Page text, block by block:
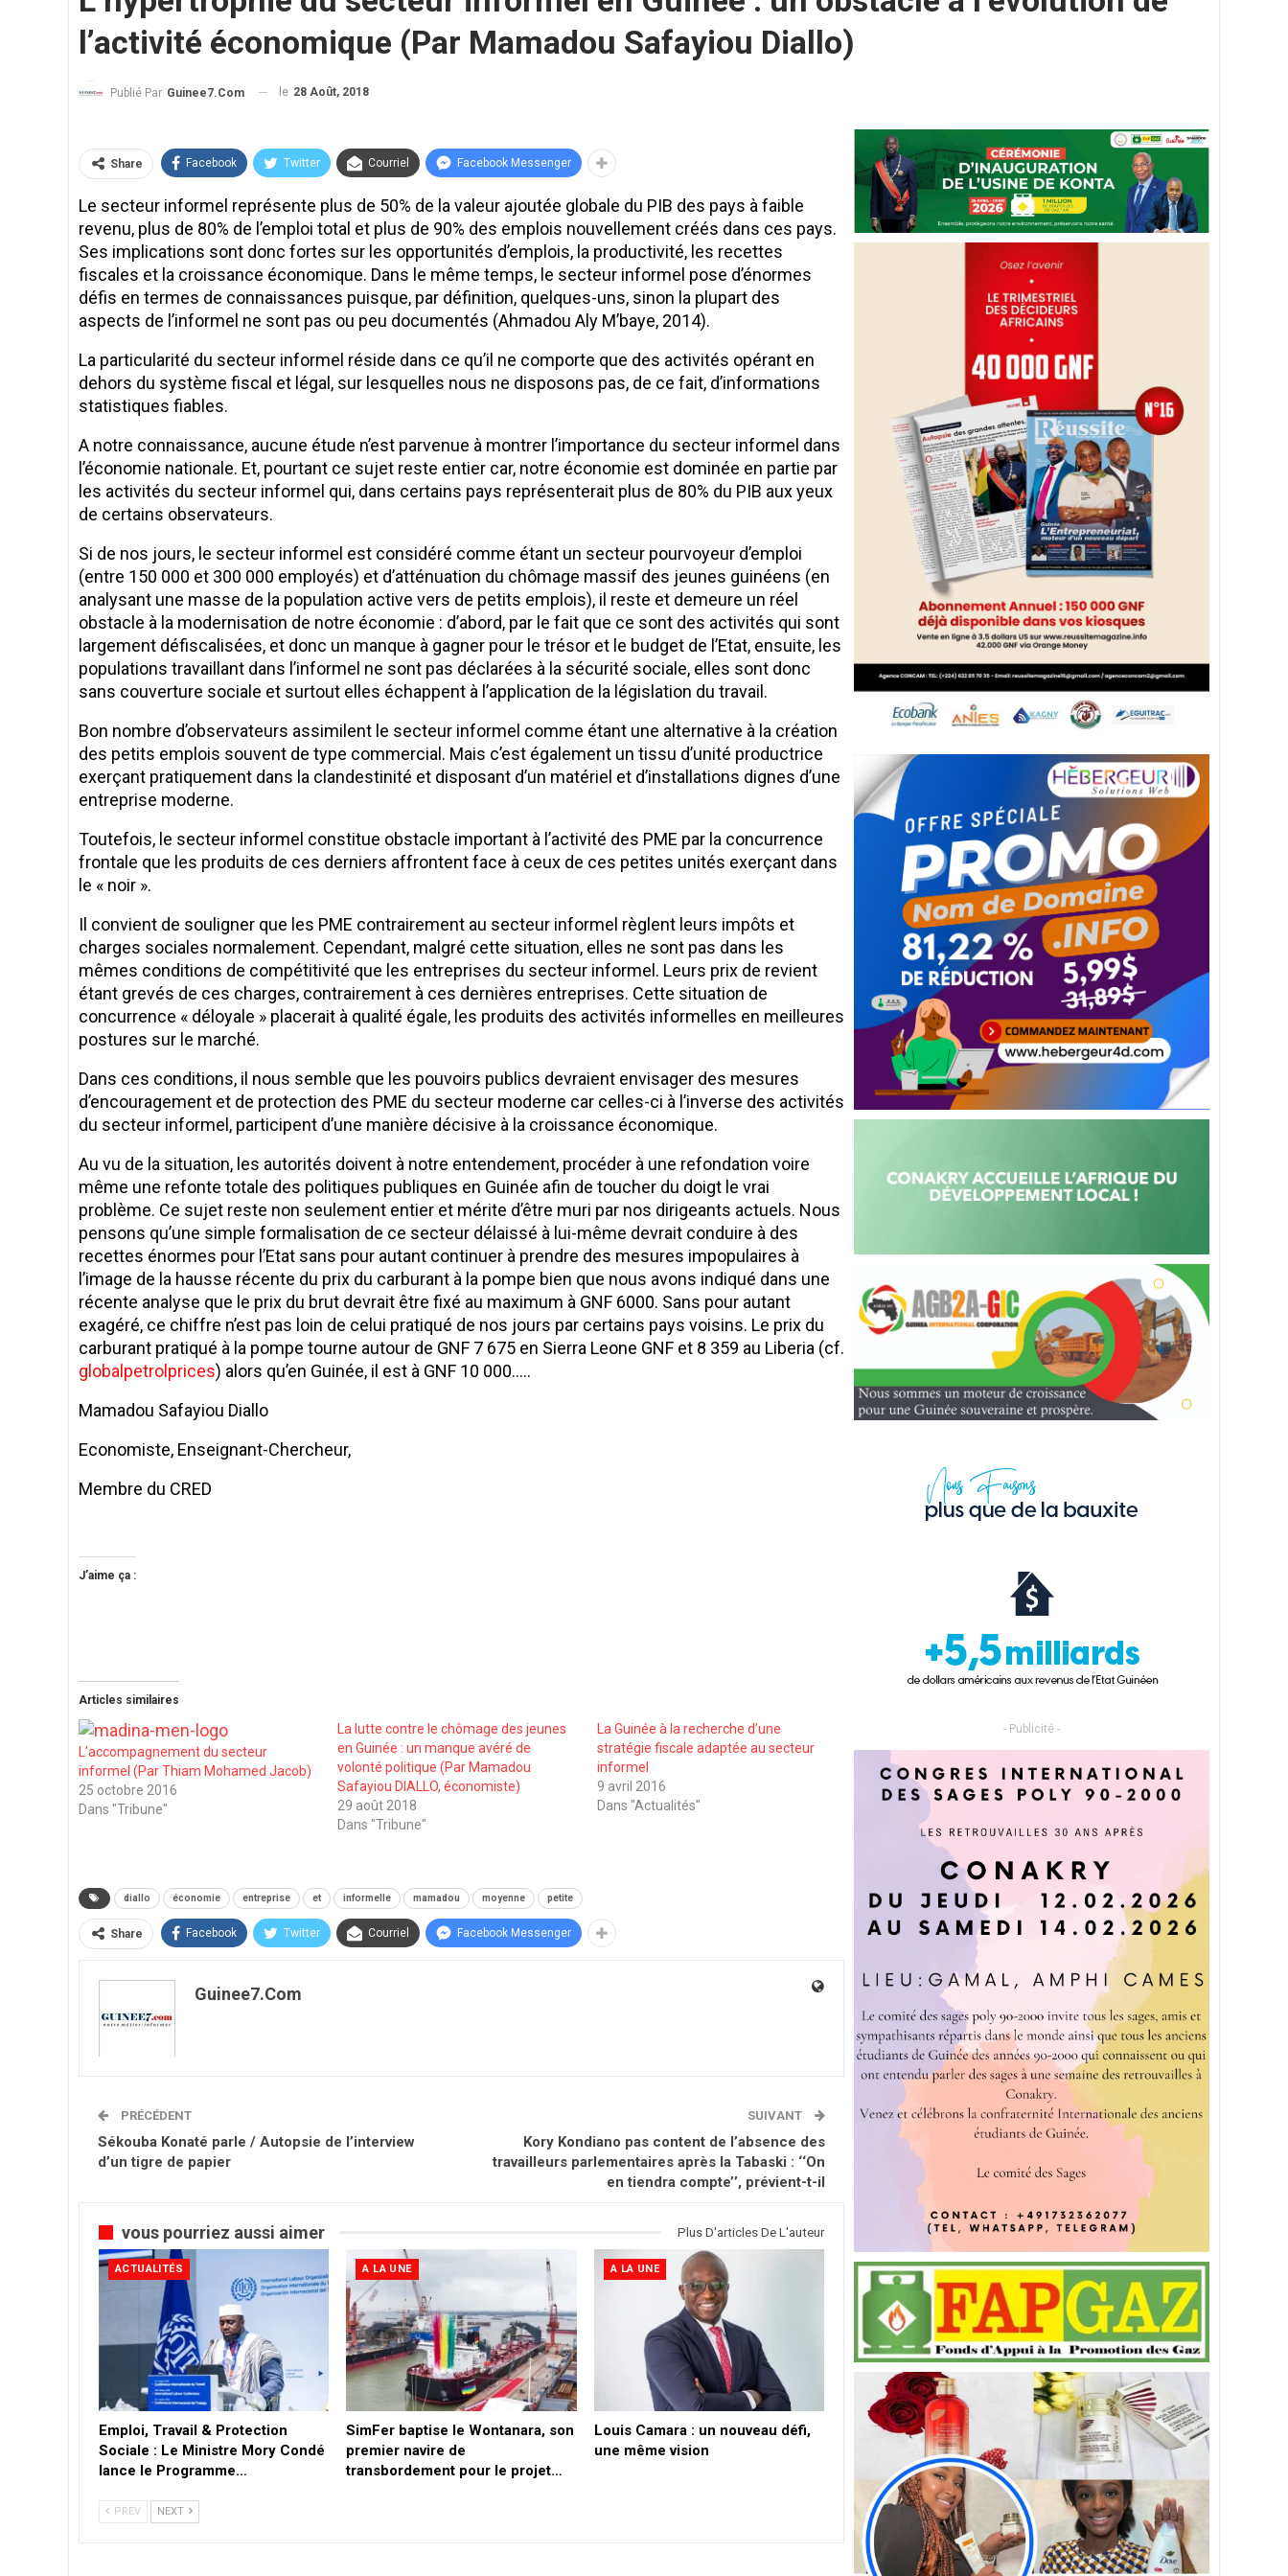
l’activité économique (Par Mamadou Safayiou Diallo)
Publié Par Guinee7.com le 28 Août, 2018
Share Facebook Twitter Courriel Facebook Messenger
Le secteur informel représente plus de 50% de la valeur ajoutée globale du PIB des pays à faible
revenu, plus de 80% de l’emploi total et plus de 90% des emplois nouvellement créés dans ces pays.
Ses implications sont donc fortes sur les opportunités d’emplois, la productivité, les recettes
fiscales et la croissance économique. Dans le même temps, le secteur informel pose d’énormes
défis en termes de connaissances puisque, par définition, quelques-uns, sinon la plupart des
aspects de l’informel ne sont pas ou peu documentés (Ahmadou Aly M’baye, 2014).
La particularité du secteur informel réside dans ce qu’il ne comporte que des activités opérant en
dehors du système fiscal et légal, sur lesquelles nous ne disposons pas, de ce fait, d’informations
statistiques fiables.
A notre connaissance, aucune étude n’est parvenue à montrer l’importance du secteur informel dans
l’économie nationale. Et, pourtant ce sujet reste entier car, notre économie est dominée en partie par
les activités du secteur informel qui, dans certains pays représenterait plus de 80% du PIB aux yeux
de certains observateurs.
Si de nos jours, le secteur informel est considéré comme étant un secteur pourvoyeur d’emploi
(entre 150 000 et 300 000 employés) et d’atténuation du chômage massif des jeunes guinéens (en
analysant une masse de la population active vers de petits emplois), il reste et demeure un réel
obstacle à la modernisation de notre économie : d’abord, par le fait que ce sont des activités qui sont
largement défiscalisées, et donc un manque à gagner pour le trésor et le budget de l’Etat, ensuite, les
populations travaillant dans l’informel ne sont pas déclarées à la sécurité sociale, elles sont donc
sans couverture sociale et surtout elles échappent à l’application de la législation du travail.
Bon nombre d’observateurs assimilent le secteur informel comme étant une alternative à la création
des petits emplois souvent de type commercial. Mais c’est également un tissu d’unité productrice
exerçant pratiquement dans la clandestinité et disposant d’un matériel et d’installations dignes d’une
entreprise moderne.
Toutefois, le secteur informel constitue obstacle important à l’activité des PME par la concurrence
frontale que les produits de ces derniers affrontent face à ceux de ces petites unités exerçant dans
le « noir ».
Il convient de souligner que les PME contrairement au secteur informel règlent leurs impôts et
charges sociales normalement. Cependant, malgré cette situation, elles ne sont pas dans les
mêmes conditions de compétitivité que les entreprises du secteur informel. Leurs prix de revient
étant grevés de ces charges, contrairement à ces dernières entreprises. Cette situation de
concurrence « déloyale » placerait à qualité égale, les produits des activités informelles en meilleures
postures sur le marché.
Dans ces conditions, il nous semble que les pouvoirs publics devraient envisager des mesures
d’encouragement et de protection des PME du secteur moderne car celles-ci à l’inverse des activités
du secteur informel, participent d’une manière décisive à la croissance économique.
Au vu de la situation, les autorités doivent à notre entendement, procéder à une refondation voire
même une refonte totale des politiques publiques en Guinée afin de toucher du doigt le vrai
problème. Ce sujet reste non seulement entier et mérite d’être muri par nos dirigeants actuels. Nous
pensons qu’une simple formalisation de ce secteur délaissé à lui-même devrait conduire à des
recettes énormes pour l’Etat sans pour autant continuer à prendre des mesures impopulaires à
l’image de la hausse récente du prix du carburant à la pompe bien que nous avons indiqué dans une
récente analyse que le prix du brut devrait être fixé au maximum à GNF 6000. Sans pour autant
exagéré, ce chiffre n’est pas loin de celui pratiqué de nos jours par certains pays voisins. Le prix du
carburant pratiqué à la pompe tourne autour de GNF 7 675 en Sierra Leone GNF et 8 359 au Liberia (cf.
globalpetrolprices) alors qu’en Guinée, il est à GNF 10 000…..
Mamadou Safayiou Diallo
Economiste, Enseignant-Chercheur,
Membre du CRED
J’aime ça :
Articles similaires
L’accompagnement du secteur
informel (Par Thiam Mohamed Jacob)
25 octobre 2016
Dans "Tribune"
La lutte contre le chômage des jeunes
en Guinée : un manque avéré de
volonté politique (Par Mamadou
Safayiou DIALLO, économiste)
29 août 2018
Dans "Tribune"
La Guinée à la recherche d’une
stratégie fiscale adaptée au secteur
informel
9 avril 2016
Dans "Actualités"
diallo économie entreprise et informelle mamadou moyenne petite
Share Facebook Twitter Courriel Facebook Messenger
Guinee7.com
PRÉCÉDENT
Sékouba Konaté parle / Autopsie de l’interview
d’un tigre de papier
SUIVANT
Kory Kondiano pas content de l’absence des
travailleurs parlementaires après la Tabaski : ‘‘On
en tiendra compte’’, prévient-t-il
vous pourriez aussi aimer Plus D'articles De L'auteur
ACTUALITÉS
Emploi, Travail & Protection
Sociale : Le Ministre Mory Condé
lance le Programme…
A LA UNE
SimFer baptise le Wontanara, son
premier navire de
transbordement pour le projet…
A LA UNE
Louis Camara : un nouveau défi,
une même vision
PREV NEXT
- Publicité -